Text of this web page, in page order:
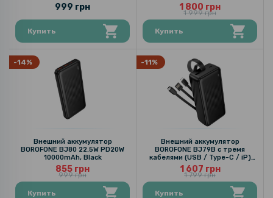
999 грн
Купить
1 800 грн
1 999 грн
Купить
-14%
Внешний аккумулятор
BOROFONE BJ80 22.5W PD20W
10000mAh, Black
855 грн
999 грн
Купить
-11%
Внешний аккумулятор
BOROFONE BJ79B с тремя
кабелями (USB / Type-C / iP)
30000mAh, Black
1 607 грн
1 799 грн
Купить